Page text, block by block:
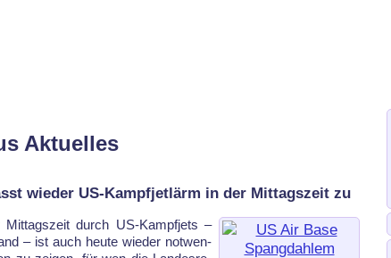
Aktuelles
wieder US-Kampfjetlärm in der Mittagszeit zu
durch US-Kampf­jets –
– ist auch heu­te wie­der not­wen­